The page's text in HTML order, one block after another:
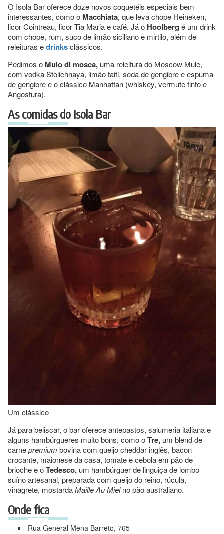
O Isola Bar oferece doze novos coquetéis especiais bem
interessantes, como o Macchiata, que leva chope Heineken,
licor Cointreau, licor Tia Maria e café. Já o Hoolberg é um drink
com chope, rum, suco de limão siciliano e mirtilo, além de
releituras edrinksclássicos.
Pedimos o Mulo di mosca, uma releitura do Moscow Mule,
com vodka Stolichnaya, limão taiti, soda de gengibre e espuma
de gengibre e o clássico Manhattan (whiskey, vermute tinto e
Angostura).
As comidas do Isola Bar
Um clássico
Já para beliscar, o bar oferece antepastos, salumeria italiana e
alguns hambúrgueres muito bons, como oTre, um blend de
carnepremium bovina com queijo cheddar inglês, bacon
crocante, maionese da casa, tomate e cebola em pão de
brioche e oTedesco, um hambúrguer de linguiça de lombo
suíno artesanal, preparada com queijo do reino, rúcula,
vinagrete, mostardaMaille Au Mielno pão australiano.
Onde fica
Rua General Mena Barreto, 765